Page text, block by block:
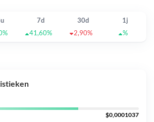
7d 30d
1j
41,60% 2,90% %
$0,0001037